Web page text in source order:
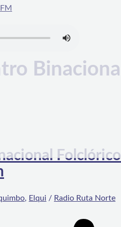
, Elqui / Radio Ruta Norte